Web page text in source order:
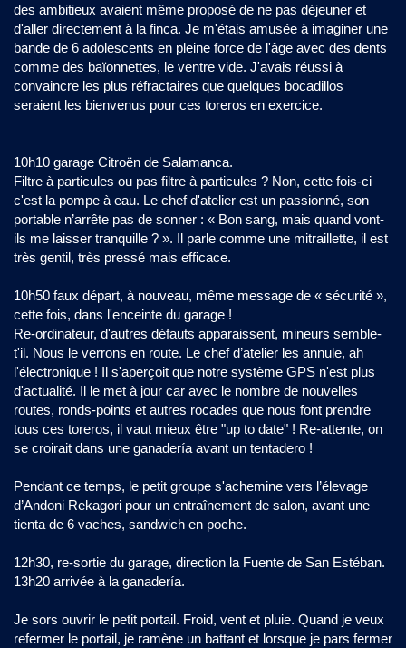
des ambitieux avaient même proposé de ne pas déjeuner et
d'aller directement à la finca. Je m'étais amusée à imaginer une
bande de 6 adolescents en pleine force de l'âge avec des dents
comme des baïonnettes, le ventre vide. J'avais réussi à
convaincre les plus réfractaires que quelques bocadillos
seraient les bienvenus pour ces toreros en exercice.
10h10 garage Citroën de Salamanca.
Filtre à particules ou pas filtre à particules ? Non, cette fois-ci
c'est la pompe à eau. Le chef d'atelier est un passionné, son
portable n’arrête pas de sonner : « Bon sang, mais quand vont-
ils me laisser tranquille ? ». Il parle comme une mitraillette, il est
très gentil, très pressé mais efficace.
10h50 faux départ, à nouveau, même message de « sécurité »,
cette fois, dans l'enceinte du garage !
Re-ordinateur, d'autres défauts apparaissent, mineurs semble-
t'il. Nous le verrons en route. Le chef d’atelier les annule, ah
l'électronique ! Il s'aperçoit que notre système GPS n'est plus
d'actualité. Il le met à jour car avec le nombre de nouvelles
routes, ronds-points et autres rocades que nous font prendre
tous ces toreros, il vaut mieux être "up to date" ! Re-attente, on
se croirait dans une ganadería avant un tentadero !
Pendant ce temps, le petit groupe s'achemine vers l’élevage
d’Andoni Rekagori pour un entraînement de salon, avant une
tienta de 6 vaches, sandwich en poche.
12h30, re-sortie du garage, direction la Fuente de San Estéban.
13h20 arrivée à la ganadería.
Je sors ouvrir le petit portail. Froid, vent et pluie. Quand je veux
refermer le portail, je ramène un battant et lorsque je pars fermer